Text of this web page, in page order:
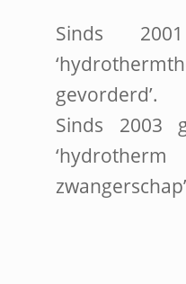
Sinds
gevorderd’.
Sinds 2003